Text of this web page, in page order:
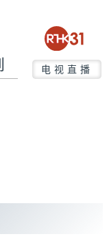
电视直播